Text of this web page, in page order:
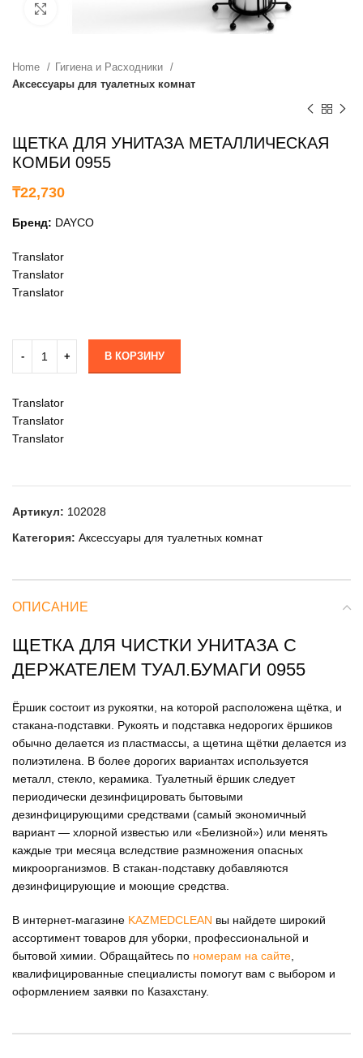
Home
Гигиена и Расходники
Аксессуары для туалетных комнат
ЩЕТКА ДЛЯ УНИТАЗА МЕТАЛЛИЧЕСКАЯ
КОМБИ 0955
₸22,730
Бренд: DAYCO
Translator
Translator
Translator
В КОРЗИНУ
Translator
Translator
Translator
Артикул: 102028
Категория: Аксессуары для туалетных комнат
ОПИСАНИЕ
ЩЕТКА ДЛЯ ЧИСТКИ УНИТАЗА С
ДЕРЖАТЕЛЕМ ТУАЛ.БУМАГИ 0955
Ёршик состоит из рукоятки, на которой расположена щётка, и
стакана-подставки. Рукоять и подставка недорогих ёршиков
обычно делается из пластмассы, а щетина щётки делается из
полиэтилена. В более дорогих вариантах используется
металл, стекло, керамика. Туалетный ёршик следует
периодически дезинфицировать бытовыми
дезинфицирующими средствами (самый экономичный
вариант — хлорной известью или «Белизной») или менять
каждые три месяца вследствие размножения опасных
микроорганизмов. В стакан-подставку добавляются
дезинфицирующие и моющие средства.
В интернет-магазине KAZMEDCLEAN вы найдете широкий
ассортимент товаров для уборки, профессиональной и
бытовой химии. Обращайтесь по номерам на сайте
квалифицированные специалисты помогут вам с выбором и
оформлением заявки по Казахстану.